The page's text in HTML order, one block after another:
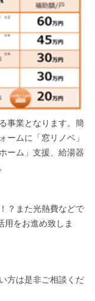
事業となります。簡
ームに「窓リノベ」
ーム」支援、給湯器
？また光熱費などで
用をお進め致しま
方は是非ご相談くだ